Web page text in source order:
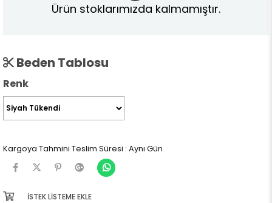
Ürün stoklarımızda kalmamıştır.
Beden Tablosu
Renk
Kargoya Tahmini Teslim Süresi : Aynı Gün
İSTEK LISTEME EKLE